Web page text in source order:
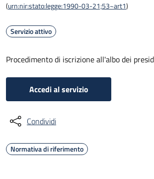
(urn:nir:stato:legge:1990-03-21;53~art1)
Servizio attivo
Procedimento di iscrizione all'albo dei
Accedi al servizio
Condividi
Normativa di riferimento